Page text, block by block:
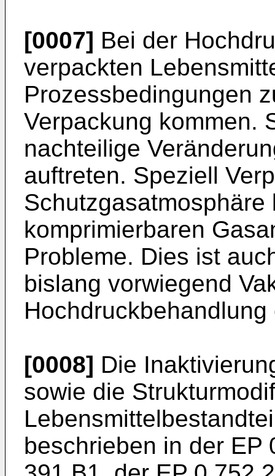
[0007] Bei der
verpackten
Prozessbedingungen
Verpackung kommen.
nachteilige
auftreten. Speziell
komprimierbaren
Probleme. Dies ist
bislang vorwiegend
[0008] Die
sowie die
beschrieben in der EP